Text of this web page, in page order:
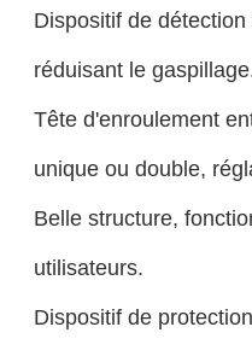
Dispositif de
réduisant le
Tête d'enroulement
unique ou double,
Belle structure,
utilisateurs.
Dispositif de